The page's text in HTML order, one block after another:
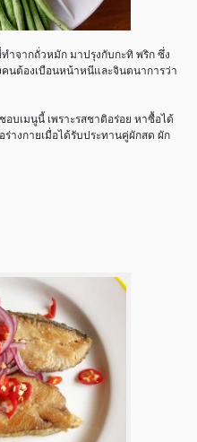
ำจากถั่วหมัก มาปรุงกับกะทิ พริก ซึ่ง
นต้องเบือนหน้าหนีและจินตนาการว่า
บเมนูนี้ เพราะรสชาติอร่อย หาซื้อได้
างกายเมื่อได้รับประทานคู่ผักสด ผัก